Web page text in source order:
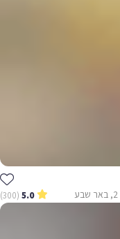
5.0
(300)